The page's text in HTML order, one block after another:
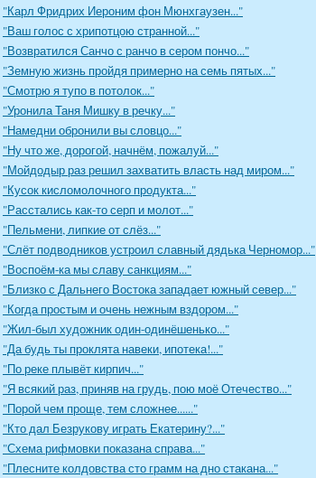
"Карл Фридрих Иероним фон Мюнхгаузен..."
"Ваш голос с хрипотцою странной..."
"Возвратился Санчо с ранчо в сером пончо..."
"Земную жизнь пройдя примерно на семь пятых..."
"Смотрю я тупо в потолок..."
"Уронила Таня Мишку в речку..."
"Намедни обронили вы словцо..."
"Ну что же, дорогой, начнём, пожалуй..."
"Мойдодыр раз решил захватить власть над миром..."
"Кусок кисломолочного продукта..."
"Расстались как-то серп и молот..."
"Пельмени, липкие от слёз..."
"Слёт подводников устроил славный дядька Черномор..."
"Воспоём-ка мы славу санкциям..."
"Близко с Дальнего Востока западает южный север..."
"Когда простым и очень нежным вздором..."
"Жил-был художник один-одинёшенько..."
"Да будь ты проклята навеки, ипотека!..."
"По реке плывёт кирпич..."
"Я всякий раз, приняв на грудь, пою моё Отечество..."
"Порой чем проще, тем сложнее......"
"Кто дал Безрукову играть Екатерину?..."
"Схема рифмовки показана справа..."
"Плесните колдовства сто грамм на дно стакана..."